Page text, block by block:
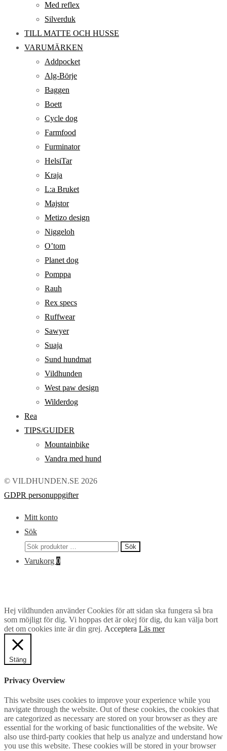
Med reflex
Silverduk
TILL MATTE OCH HUSSE
VARUMÄRKEN
Addpocket
Alg-Börje
Baggen
Boett
Cycle dog
Farmfood
Furminator
HelsiTar
Kraja
L:a Bruket
Majstor
Metizo design
Niggeloh
O’tom
Planet dog
Pomppa
Rauh
Rex specs
Ruffwear
Sawyer
Suaja
Sund hundmat
Vildhunden
West paw design
Wilderdog
Rea
TIPS/GUIDER
Mountainbike
Vandra med hund
© VILDHUNDEN.SE 2026
GDPR personuppgifter
Mitt konto
Sök
Sök
efter:
Sök
Varukorg 0
Hej vildhunden använder Cookies för att sidan ska fungera så bra
som möjligt för dig. Vi hoppas det är okej för dig, du kan välja bort
det om cookies inte är din grej. Acceptera Läs mer
Stäng
Privacy Overview
This website uses cookies to improve your experience while you
navigate through the website. Out of these cookies, the cookies that
are categorized as necessary are stored on your browser as they are
essential for the working of basic functionalities of the website. We
also use third-party cookies that help us analyze and understand how
you use this website. These cookies will be stored in your browser